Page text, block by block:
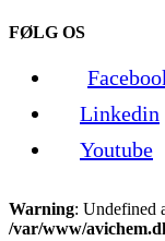
FØLG OS
Linkedin
Youtube
Warning: Undefined
/var/www/